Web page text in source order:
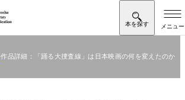
作品詳細：「踊る大捜査線」は日本映画の何を変えたのか